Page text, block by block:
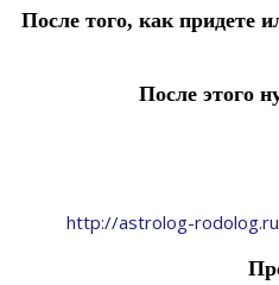
После того, как придете
После этого
http://astrolog-